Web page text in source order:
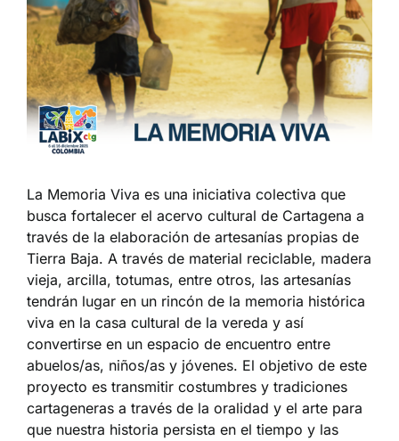
La Memoria Viva es una iniciativa colectiva que
busca fortalecer el acervo cultural de Cartagena a
través de la elaboración de artesanías propias de
Tierra Baja. A través de material reciclable, madera
vieja, arcilla, totumas, entre otros, las artesanías
tendrán lugar en un rincón de la memoria histórica
viva en la casa cultural de la vereda y así
convertirse en un espacio de encuentro entre
abuelos/as, niños/as y jóvenes. El objetivo de este
proyecto es transmitir costumbres y tradiciones
cartageneras a través de la oralidad y el arte para
que nuestra historia persista en el tiempo y las